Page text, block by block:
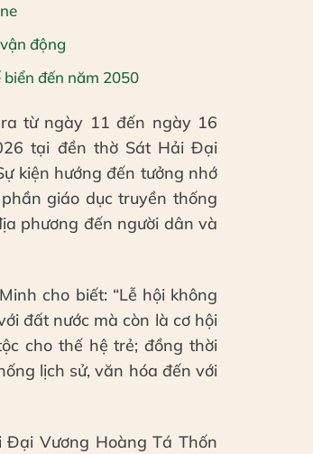
động
đến năm 2050
từ ngày 11 đến ngày 16
tại đền thờ Sát Hải Đại
kiện hướng đến tưởng nhớ
giáo dục truyền thống
phương đến người dân và
cho biết: “Lễ hội không
đất nước mà còn là cơ hội
cho thế hệ trẻ; đồng thời
lịch sử, văn hóa đến với
Vương Hoàng Tá Thốn